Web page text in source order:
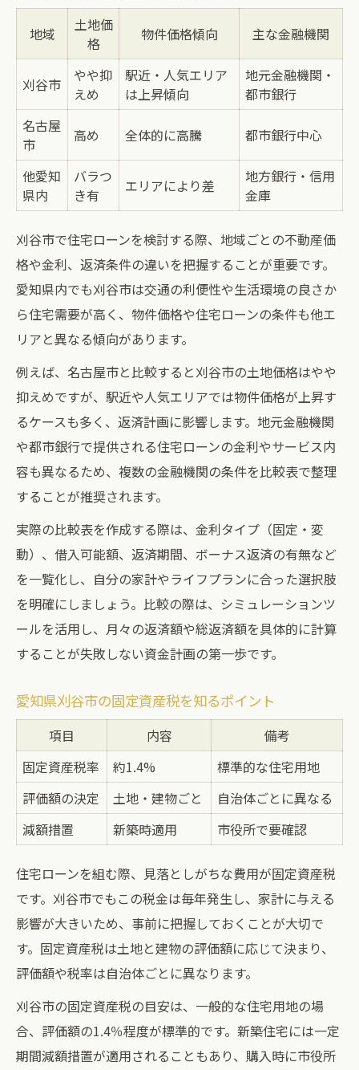
地域
土地価
格
物件価格傾向 主な金融機関
刈谷市
やや抑
えめ
駅近・人気エリア
は上昇傾向
地元金融機関・
都市銀行
名古屋
市
高め 全体的に高騰 都市銀行中心
他愛知
県内
バラつ
き有
エリアにより差
地方銀行・信用
金庫
刈谷市で住宅ローンを検討する際、地域ごとの不動産価
格や金利、返済条件の違いを把握することが重要です。
愛知県内でも刈谷市は交通の利便性や生活環境の良さか
ら住宅需要が高く、物件価格や住宅ローンの条件も他エ
リアと異なる傾向があります。
例えば、名古屋市と比較すると刈谷市の土地価格はやや
抑えめですが、駅近や人気エリアでは物件価格が上昇す
るケースも多く、返済計画に影響します。地元金融機関
や都市銀行で提供される住宅ローンの金利やサービス内
容も異なるため、複数の金融機関の条件を比較表で整理
することが推奨されます。
実際の比較表を作成する際は、金利タイプ（固定・変
動）、借入可能額、返済期間、ボーナス返済の有無など
を一覧化し、自分の家計やライフプランに合った選択肢
を明確にしましょう。比較の際は、シミュレーションツ
ールを活用し、月々の返済額や総返済額を具体的に計算
することが失敗しない資金計画の第一歩です。
愛知県刈谷市の固定資産税を知るポイント
項目 内容
備考
固定資産税率
約1.4%
標準的な住宅用地
評価額の決定
土地・建物ごと
自治体ごとに異なる
減額措置
新築時適用 市役所で要確認
住宅ローンを組む際、見落としがちな費用が固定資産税
です。刈谷市でもこの税金は毎年発生し、家計に与える
影響が大きいため、事前に把握しておくことが大切で
す。固定資産税は土地と建物の評価額に応じて決まり、
評価額や税率は自治体ごとに異なります。
刈谷市の固定資産税の目安は、一般的な住宅用地の場
合、評価額の1.4％程度が標準的です。新築住宅には一定
期間減額措置が適用されることもあり、購入時に市役所